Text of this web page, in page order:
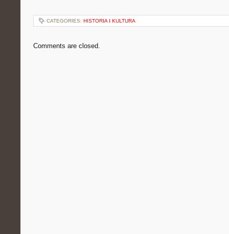
CATEGORIES: HISTORIA I KULTURA
Comments are closed.